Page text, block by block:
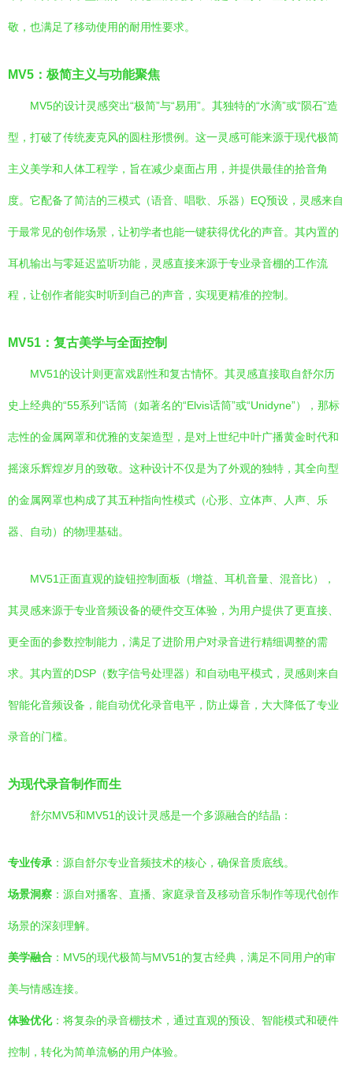
敬，也满足了移动使用的耐用性要求。
MV5：极简主义与功能聚焦
MV5的设计灵感突出“极简”与“易用”。其独特的“水滴”或“陨石”造
型，打破了传统麦克风的圆柱形惯例。这一灵感可能来源于现代极简
主义美学和人体工程学，旨在减少桌面占用，并提供最佳的拾音角
度。它配备了简洁的三模式（语音、唱歌、乐器）EQ预设，灵感来自
于最常见的创作场景，让初学者也能一键获得优化的声音。其内置的
耳机输出与零延迟监听功能，灵感直接来源于专业录音棚的工作流
程，让创作者能实时听到自己的声音，实现更精准的控制。
MV51：复古美学与全面控制
MV51的设计则更富戏剧性和复古情怀。其灵感直接取自舒尔历
史上经典的“55系列”话筒（如著名的“Elvis话筒”或“Unidyne”），那标
志性的金属网罩和优雅的支架造型，是对上世纪中叶广播黄金时代和
摇滚乐辉煌岁月的致敬。这种设计不仅是为了外观的独特，其全向型
的金属网罩也构成了其五种指向性模式（心形、立体声、人声、乐
器、自动）的物理基础。
MV51正面直观的旋钮控制面板（增益、耳机音量、混音比），
其灵感来源于专业音频设备的硬件交互体验，为用户提供了更直接、
更全面的参数控制能力，满足了进阶用户对录音进行精细调整的需
求。其内置的DSP（数字信号处理器）和自动电平模式，灵感则来自
智能化音频设备，能自动优化录音电平，防止爆音，大大降低了专业
录音的门槛。
为现代录音制作而生
舒尔MV5和MV51的设计灵感是一个多源融合的结晶：
专业传承 ：源自舒尔专业音频技术的核心，确保音质底线。
场景洞察 ：源自对播客、直播、家庭录音及移动音乐制作等现代创作
场景的深刻理解。
美学融合 ：MV5的现代极简与MV51的复古经典，满足不同用户的审
美与情感连接。
体验优化：将复杂的录音棚技术，通过直观的预设、智能模式和硬件
控制，转化为简单流畅的用户体验。